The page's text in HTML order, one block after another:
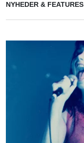
NYHEDER & FEATURES